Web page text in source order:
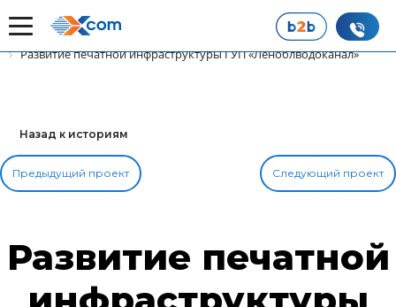
Главная
Наши истории успеха
Развитие печатной инфраструктуры ГУП «Леноблводоканал»
Назад к историям
Предыдущий проект Следующий проект
Развитие печатной